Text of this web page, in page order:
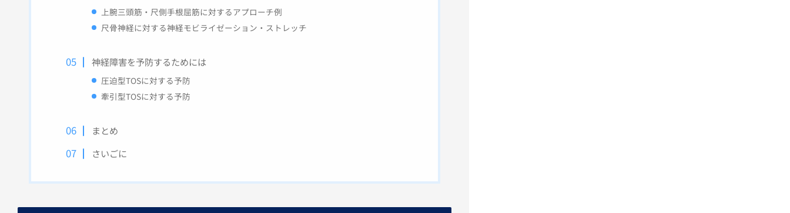
上腕三頭筋・尺側手根屈筋に対するアプローチ例
尺骨神経に対する神経モビライゼーション・ストレッチ
神経障害を予防するためには
圧迫型TOSに対する予防
牽引型TOSに対する予防
まとめ
さいごに